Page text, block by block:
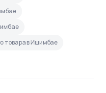
товара в Ишимбае